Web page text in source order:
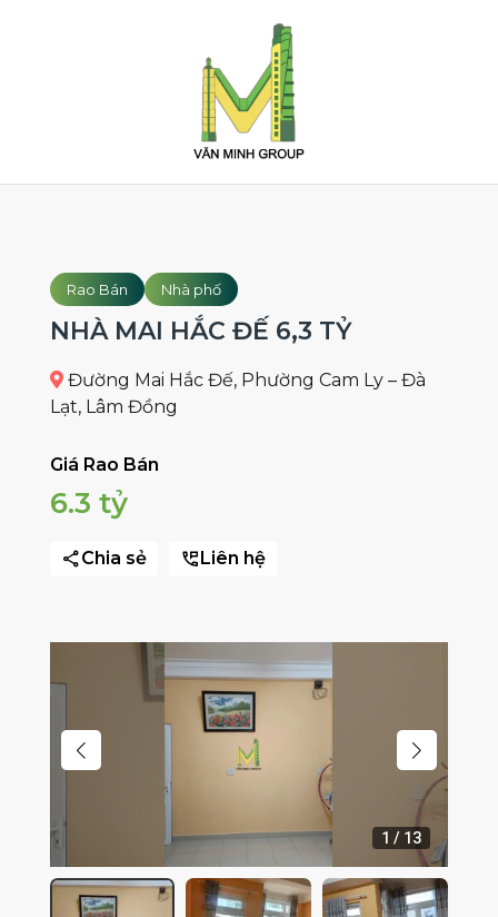
Rao Bán Nhà phố
NHÀ MAI HẮC ĐẾ 6,3 TỶ
Đường Mai Hắc Đế, Phường Cam Ly – Đà
Lạt, Lâm Đồng
Giá Rao Bán
6.3 tỷ
Chia sẻ Liên hệ
1 / 13